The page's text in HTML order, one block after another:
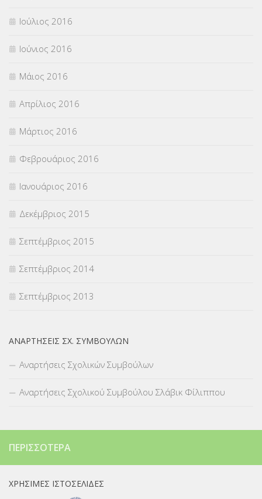
Ιούλιος 2016
Ιούνιος 2016
Μάιος 2016
Απρίλιος 2016
Μάρτιος 2016
Φεβρουάριος 2016
Ιανουάριος 2016
Δεκέμβριος 2015
Σεπτέμβριος 2015
Σεπτέμβριος 2014
Σεπτέμβριος 2013
ΑΝΑΡΤΉΣΕΙΣ ΣΧ. ΣΥΜΒΟΎΛΩΝ
Αναρτήσεις Σχολικών Συμβούλων
Αναρτήσεις Σχολικού Συμβούλου Σλάβικ Φίλιππου
ΠΕΡΙΣΣΌΤΕΡΑ
ΧΡΉΣΙΜΕΣ ΙΣΤΟΣΕΛΊΔΕΣ